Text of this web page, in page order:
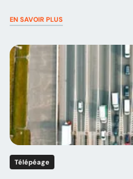
EN SAVOIR PLUS
Télépéage